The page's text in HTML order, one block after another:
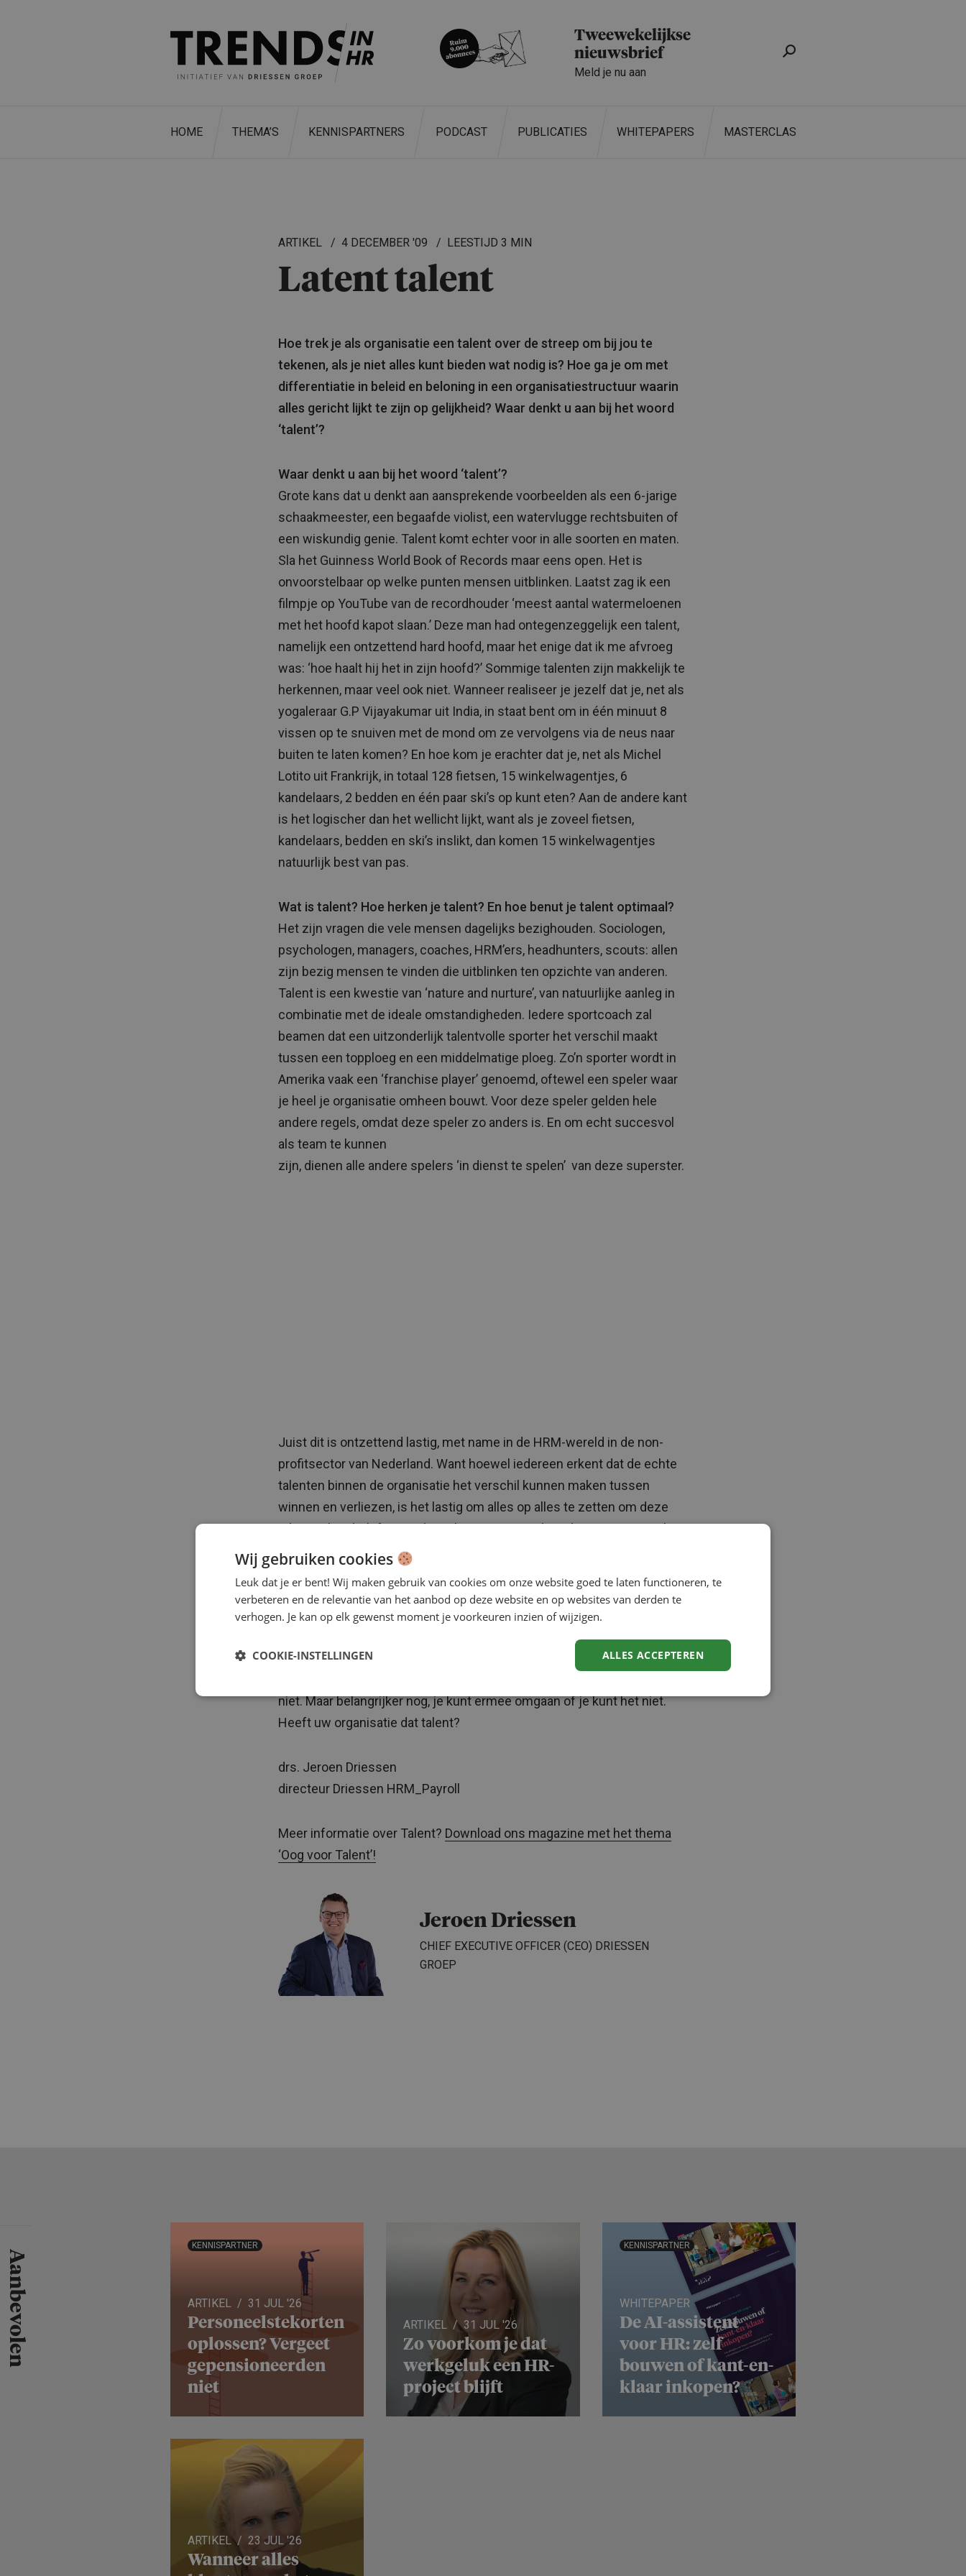
Tweewekelijkse
nieuwsbrief
Meld je nu aan
HOME THEMA’S KENNISPARTNERS PODCAST PUBLICATIES WHITEPAPERS MASTERCLASS
ARTIKEL 4 DECEMBER '09 3 MIN
Latent talent
Hoe trek je als organisatie een talent over de streep om bij jou te
tekenen, als je niet alles kunt bieden wat nodig is? Hoe ga je om met
differentiatie in beleid en beloning in een organisatiestructuur waarin
alles gericht lijkt te zijn op gelijkheid? Waar denkt u aan bij het woord
‘talent’?
Waar denkt u aan bij het woord ‘talent’?
Grote kans dat u denkt aan aansprekende voorbeelden als een 6-jarige
schaakmeester, een begaafde violist, een watervlugge rechtsbuiten of
een wiskundig genie. Talent komt echter voor in alle soorten en maten.
Sla het Guinness World Book of Records maar eens open. Het is
onvoorstelbaar op welke punten mensen uitblinken. Laatst zag ik een
filmpje op YouTube van de recordhouder ‘meest aantal watermeloenen
met het hoofd kapot slaan.’ Deze man had ontegenzeggelijk een talent,
namelijk een ontzettend hard hoofd, maar het enige dat ik me afvroeg
was: ‘hoe haalt hij het in zijn hoofd?’ Sommige talenten zijn makkelijk te
herkennen, maar veel ook niet. Wanneer realiseer je jezelf dat je, net als
yogaleraar G.P Vijayakumar uit India, in staat bent om in één minuut 8
vissen op te snuiven met de mond om ze vervolgens via de neus naar
buiten te laten komen? En hoe kom je erachter dat je, net als Michel
Lotito uit Frankrijk, in totaal 128 fietsen, 15 winkelwagentjes, 6
kandelaars, 2 bedden en één paar ski’s op kunt eten? Aan de andere kant
is het logischer dan het wellicht lijkt, want als je zoveel fietsen,
kandelaars, bedden en ski’s inslikt, dan komen 15 winkelwagentjes
natuurlijk best van pas.
Wat is talent? Hoe herken je talent? En hoe benut je talent optimaal?
Het zijn vragen die vele mensen dagelijks bezighouden. Sociologen,
psychologen, managers, coaches, HRM’ers, headhunters, scouts: allen
zijn bezig mensen te vinden die uitblinken ten opzichte van anderen.
Talent is een kwestie van ‘nature and nurture’, van natuurlijke aanleg in
combinatie met de ideale omstandigheden. Iedere sportcoach zal
beamen dat een uitzonderlijk talentvolle sporter het verschil maakt
tussen een topploeg en een middelmatige ploeg. Zo’n sporter wordt in
Amerika vaak een ‘franchise player’ genoemd, oftewel een speler waar
je heel je organisatie omheen bouwt. Voor deze speler gelden hele
andere regels, omdat deze speler zo anders is. En om echt succesvol
als team te kunnen
zijn, dienen alle andere spelers ‘in dienst te spelen’ van deze superster.
Juist dit is ontzettend lastig, met name in de HRM-wereld in de non-
profitsector van Nederland. Want hoewel iedereen erkent dat de echte
talenten binnen de organisatie het verschil kunnen maken tussen
winnen en verliezen, is het lastig om alles op alles te zetten om deze
talenten hun belofte in te laten lossen. Hoe trek je als organisatie zo’n
talent over de streep om bij jou te tekenen, als je niet alles kunt bieden
een organisatiestructuur waarin alles gericht lijkt te zijn op gelijkheid?
Wat betekent het als een echt talent binnen de kortste keren iedereen
voorbij rent, inclusief de manager, coach of erger nog, jezelf? Talent is
in dat licht een zegen voor diegenen die er mee om kunnen gaan, maar
niet. Maar belangrijker nog, je kunt ermee omgaan of je kunt het niet.
Heeft uw organisatie dat talent?
drs. Jeroen Driessen
directeur Driessen HRM_Payroll
Meer informatie over Talent? Download ons magazine met het thema
‘Oog voor Talent’!
Jeroen Driessen
CHIEF EXECUTIVE OFFICER (CEO) DRIESSEN
GROEP
Aanbevolen ARTIKEL 31 JUL '26
Personeels­te­korten
oplossen? Vergeet
gepensio­neerden
niet
KENNISPARTNER
ARTIKEL 31 JUL '26
Zo voorkom je dat
werkgeluk een HR-
project blijft
WHITEPAPER
De AI-assistent
voor HR: zelf
bouwen of kant-en-
klaar inkopen?
KENNISPARTNER
ARTIKEL 23 JUL '26
Wanneer alles
Wij gebruiken cookies
Leuk dat je er bent! Wij maken gebruik van cookies om onze website goed te laten functioneren, te
verbeteren en de relevantie van het aanbod op deze website en op websites van derden te
verhogen. Je kan op elk gewenst moment je voorkeuren inzien of wijzigen.
ALLES ACCEPTEREN
COOKIE-INSTELLINGEN